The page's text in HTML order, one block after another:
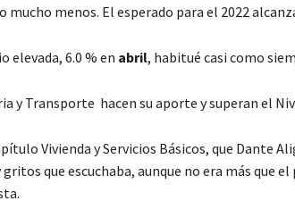
menos. El esperado para el 2022
elevada, 6.0 % en abril, habitué casi como
y Transporte hacen su aporte y superan el
Vivienda y Servicios Básicos, que Dante
que escuchaba, aunque no era más que